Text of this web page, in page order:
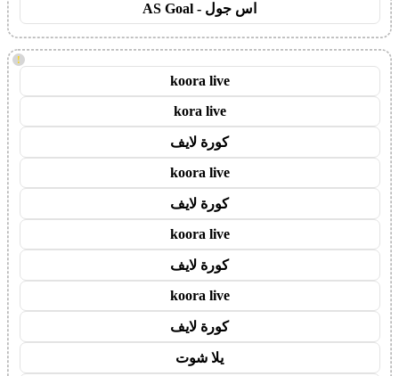
اس جول - AS Goal
!
koora live
kora live
كورة لايف
koora live
كورة لايف
koora live
كورة لايف
koora live
كورة لايف
يلا شوت